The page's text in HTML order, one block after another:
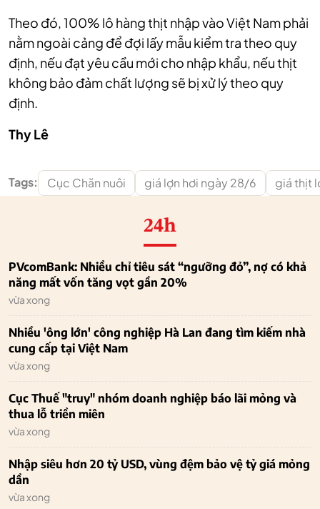
Theo đó, 100% lô hàng thịt nhập vào Việt Nam phải
nằm ngoài cảng để đợi lấy mẫu kiểm tra theo quy
định, nếu đạt yêu cầu mới cho nhập khẩu, nếu thịt
không bảo đảm chất lượng sẽ bị xử lý theo quy
định.
Thy Lê
Tags: Cục Chăn nuôi giá lợn hơi ngày 28/6 giá thịt
24h
PVcomBank: Nhiều chỉ tiêu sát “ngưỡng đỏ”, nợ có khả
năng mất vốn tăng vọt gần 20%
vừa xong
Nhiều 'ông lớn' công nghiệp Hà Lan đang tìm kiếm nhà
cung cấp tại Việt Nam
vừa xong
Cục Thuế "truy" nhóm doanh nghiệp báo lãi mỏng và
thua lỗ triền miên
vừa xong
Nhập siêu hơn 20 tỷ USD, vùng đệm bảo vệ tỷ giá mỏng
dần
vừa xong